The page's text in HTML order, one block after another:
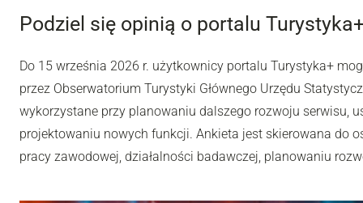
Podziel się opinią o portalu
Do 15 września 2026 r. użytkownicy portalu Turystyka+
przez Obserwatorium Turystyki Głównego Urzędu
wykorzystane przy planowaniu dalszego rozwoju serwisu,
projektowaniu nowych funkcji. Ankieta jest skierowana do
pracy zawodowej, działalności badawczej, planowaniu